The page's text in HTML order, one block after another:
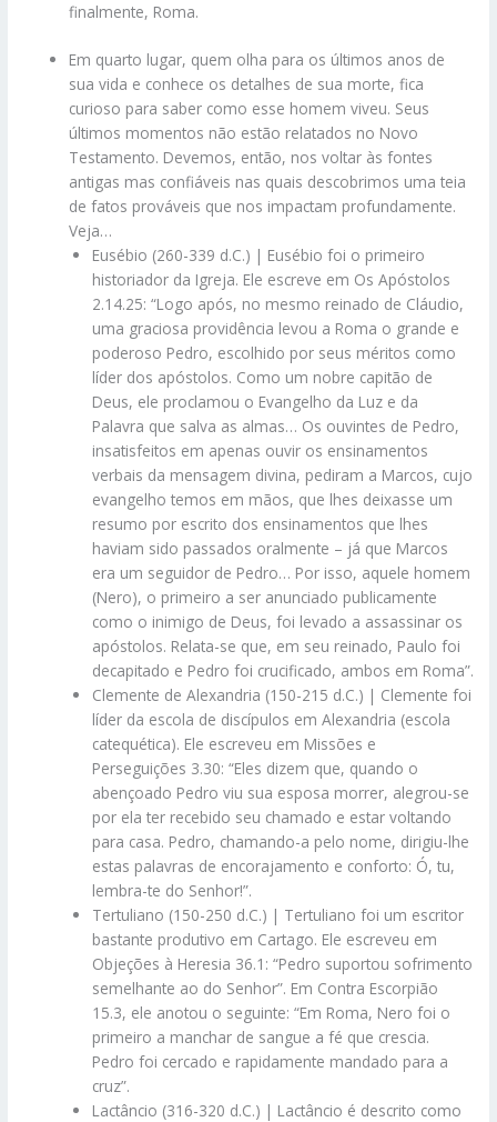
finalmente, Roma.
Em quarto lugar, quem olha para os últimos anos de
sua vida e conhece os detalhes de sua morte, fica
curioso para saber como esse homem viveu. Seus
últimos momentos não estão relatados no Novo
Testamento. Devemos, então, nos voltar às fontes
antigas mas confiáveis nas quais descobrimos uma teia
de fatos prováveis que nos impactam profundamente.
Veja…
Eusébio (260-339 d.C.) | Eusébio foi o primeiro
historiador da Igreja. Ele escreve em Os Apóstolos
2.14.25: “Logo após, no mesmo reinado de Cláudio,
uma graciosa providência levou a Roma o grande e
poderoso Pedro, escolhido por seus méritos como
líder dos apóstolos. Como um nobre capitão de
Deus, ele proclamou o Evangelho da Luz e da
Palavra que salva as almas… Os ouvintes de Pedro,
insatisfeitos em apenas ouvir os ensinamentos
verbais da mensagem divina, pediram a Marcos, cujo
evangelho temos em mãos, que lhes deixasse um
resumo por escrito dos ensinamentos que lhes
haviam sido passados oralmente – já que Marcos
era um seguidor de Pedro… Por isso, aquele homem
(Nero), o primeiro a ser anunciado publicamente
como o inimigo de Deus, foi levado a assassinar os
apóstolos. Relata-se que, em seu reinado, Paulo foi
decapitado e Pedro foi crucificado, ambos em Roma”.
Clemente de Alexandria (150-215 d.C.) | Clemente foi
líder da escola de discípulos em Alexandria (escola
catequética). Ele escreveu em Missões e
Perseguições 3.30: “Eles dizem que, quando o
abençoado Pedro viu sua esposa morrer, alegrou-se
por ela ter recebido seu chamado e estar voltando
para casa. Pedro, chamando-a pelo nome, dirigiu-lhe
estas palavras de encorajamento e conforto: Ó, tu,
lembra-te do Senhor!”.
Tertuliano (150-250 d.C.) | Tertuliano foi um escritor
bastante produtivo em Cartago. Ele escreveu em
Objeções à Heresia 36.1: “Pedro suportou sofrimento
semelhante ao do Senhor”. Em Contra Escorpião
15.3, ele anotou o seguinte: “Em Roma, Nero foi o
primeiro a manchar de sangue a fé que crescia.
Pedro foi cercado e rapidamente mandado para a
cruz”.
Lactâncio (316-320 d.C.) | Lactâncio é descrito como